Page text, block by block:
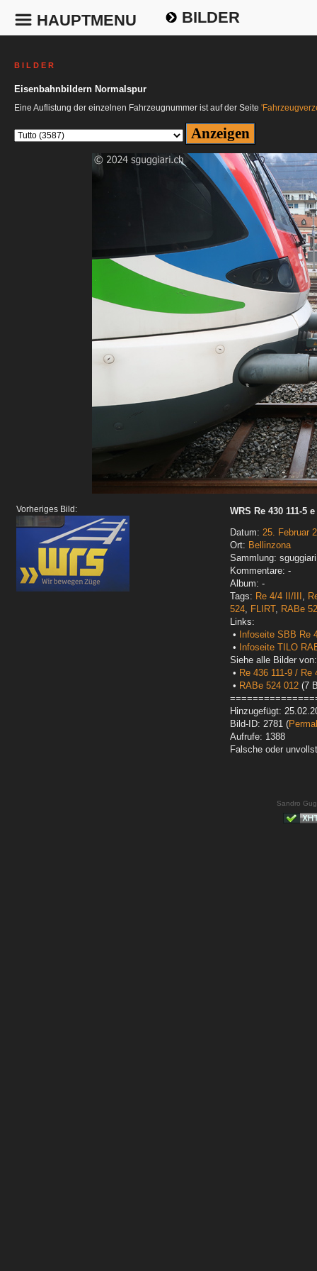
HAUPTMENU BILDER
B I L D E R
Eisenbahnbildern Normalspur
Eine Auflistung der einzelnen Fahrzeugnummer ist auf der Seite
Vorheriges Bild:
WRS Re 430 111-5
Datum: 25. Februar
Ort: Bellinzona
Sammlung:
Kommentare: -
Album: -
Tags: Re 4/4 II/III ,
524, FLIRT, RABe
Links:
•
Infoseite SBB Re
•
Infoseite TILO
Siehe alle Bilder von:
• Re 436 111-9 / Re
• RABe 524 012 (7
Hinzugefügt:
Bild-ID: 2781 (
Aufrufe: 1388
Falsche oder
Sandro